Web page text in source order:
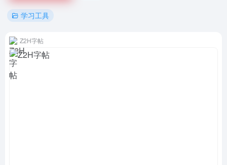
学习工具
Z2H字帖